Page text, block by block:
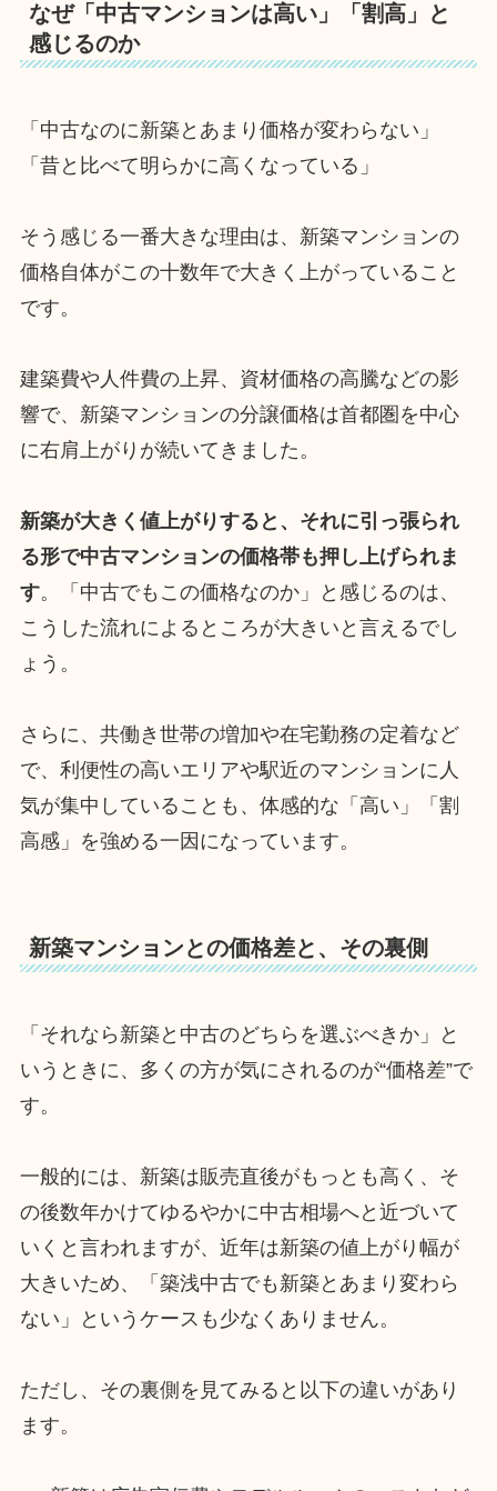
なぜ「中古マンションは高い」「割高」と
感じるのか
「中古なのに新築とあまり価格が変わらない」
「昔と比べて明らかに高くなっている」
そう感じる一番大きな理由は、新築マンションの
価格自体がこの十数年で大きく上がっていること
です。
建築費や人件費の上昇、資材価格の高騰などの影
響で、新築マンションの分譲価格は首都圏を中心
に右肩上がりが続いてきました。
新築が大きく値上がりすると、それに引っ張られ
る形で中古マンションの価格帯も押し上げられま
す。「中古でもこの価格なのか」と感じるのは、
こうした流れによるところが大きいと言えるでし
ょう。
さらに、共働き世帯の増加や在宅勤務の定着など
で、利便性の高いエリアや駅近のマンションに人
気が集中していることも、体感的な「高い」「割
高感」を強める一因になっています。
新築マンションとの価格差と、その裏側
「それなら新築と中古のどちらを選ぶべきか」と
いうときに、多くの方が気にされるのが“価格差”で
す。
一般的には、新築は販売直後がもっとも高く、そ
の後数年かけてゆるやかに中古相場へと近づいて
いくと言われますが、近年は新築の値上がり幅が
大きいため、「築浅中古でも新築とあまり変わら
ない」というケースも少なくありません。
ただし、その裏側を見てみると以下の違いがあり
ます。